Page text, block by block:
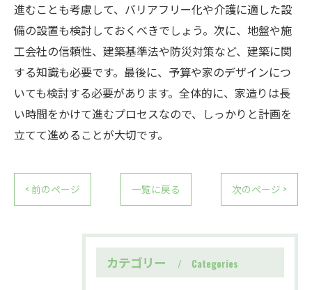
進むことも考慮して、バリアフリー化や介護に適した設
備の設置も検討しておくべきでしょう。次に、地盤や施
工会社の信頼性、建築基準法や防災対策など、建築に関
する知識も必要です。最後に、予算や家のデザインにつ
いても検討する必要があります。全体的に、家造りは長
い時間をかけて進むプロセスなので、しっかりと計画を
立てて進めることが大切です。
< 前のページ 一覧に戻る 次のページ >
カテゴリー Categories